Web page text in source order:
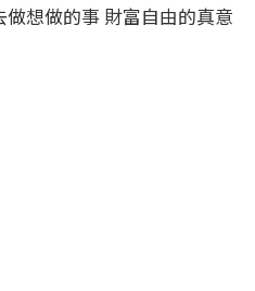
做想做的事 財富自由的真意